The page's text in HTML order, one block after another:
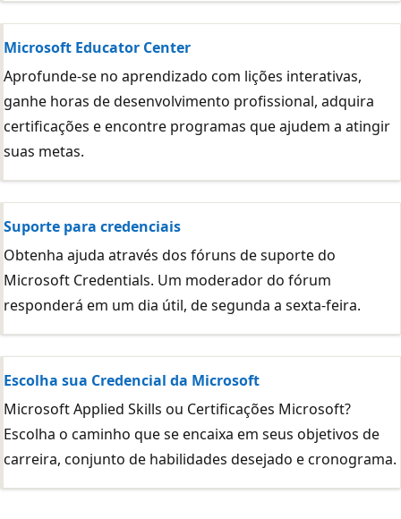
Microsoft Educator Center
Aprofunde-se no aprendizado com lições interativas,
ganhe horas de desenvolvimento profissional, adquira
certificações e encontre programas que ajudem a atingir
suas metas.
Suporte para credenciais
Obtenha ajuda através dos fóruns de suporte do
Microsoft Credentials. Um moderador do fórum
responderá em um dia útil, de segunda a sexta-feira.
Escolha sua Credencial da Microsoft
Microsoft Applied Skills ou Certificações Microsoft?
Escolha o caminho que se encaixa em seus objetivos de
carreira, conjunto de habilidades desejado e cronograma.